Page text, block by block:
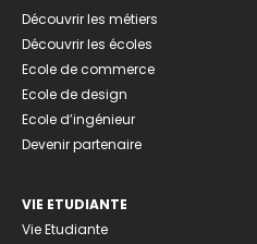
Découvrir les métiers
Découvrir les écoles
Ecole de commerce
Ecole de design
Ecole d’ingénieur
Devenir partenaire
VIE ETUDIANTE
Vie Etudiante